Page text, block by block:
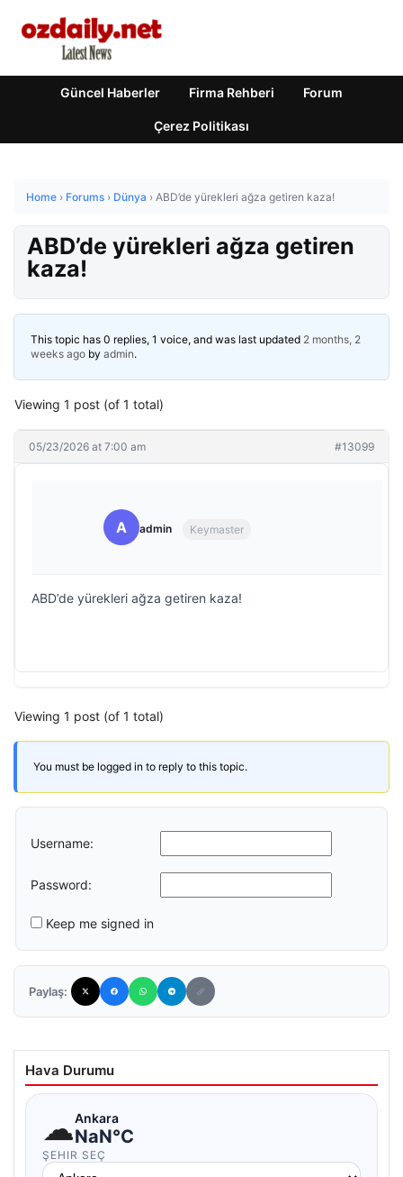
Güncel Haberler Firma Rehberi Forum
Çerez Politikası
Home › Forums › Dünya › ABD’de yürekleri ağza getiren kaza!
ABD’de yürekleri ağza getiren
kaza!
This topic has 0 replies, 1 voice, and was last updated 2 months, 2
weeks ago by admin.
Viewing 1 post (of 1 total)
05/23/2026 at 7:00 am #13099
A admin Keymaster
ABD’de yürekleri ağza getiren kaza!
Viewing 1 post (of 1 total)
You must be logged in to reply to this topic.
Username:
Password:
Keep me signed in
Paylaş:
Hava Durumu
☁Ankara
NaN°C
ŞEHIR SEÇ